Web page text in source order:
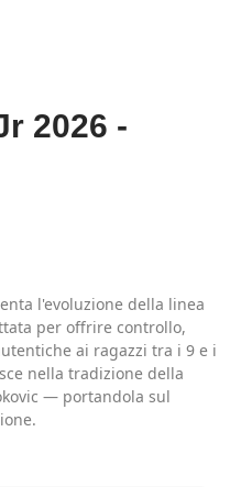
2026 -
l'evoluzione della linea
per offrire controllo,
ai ragazzi tra i 9 e i
nella tradizione della
— portandola sul